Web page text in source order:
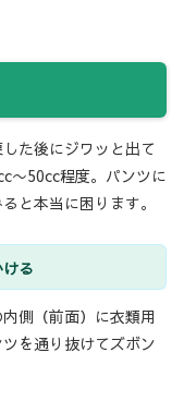
た後にジワッと出て
〜50cc程度。パンツに
と本当に困ります。
る
側（前面）に衣類用
を通り抜けてズボン